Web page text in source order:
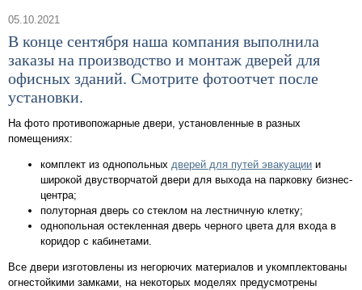
05.10.2021
В конце сентября наша компания выполнила
заказы на производство и монтаж дверей для
офисных зданий. Смотрите фотоотчет после
установки.
На фото противопожарные двери, установленные в разных
помещениях:
комплект из однопольных дверей для путей эвакуации и
широкой двустворчатой двери для выхода на парковку бизнес-
центра;
полуторная дверь со стеклом на лестничную клетку;
однопольная остекленная дверь черного цвета для входа в
коридор с кабинетами.
Все двери изготовлены из негорючих материалов и укомплектованы
огнестойкими замками, на некоторых моделях предусмотрены